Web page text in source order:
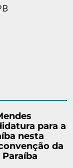
para a
nesta
da